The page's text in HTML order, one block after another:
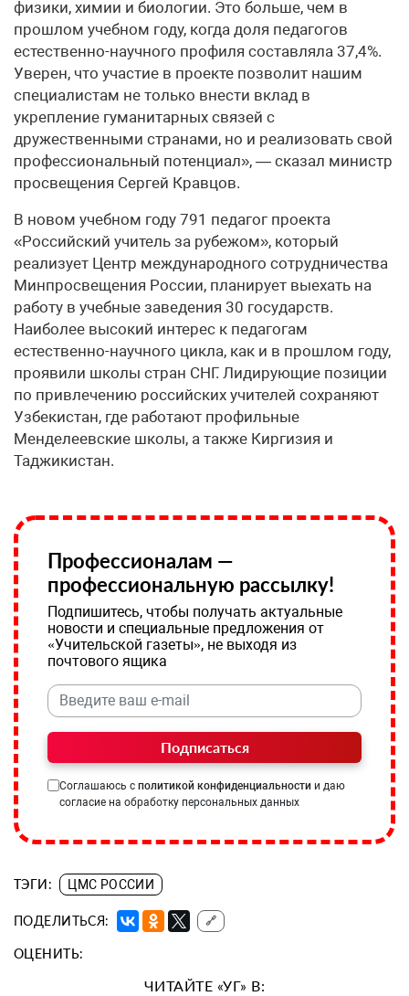
физики, химии и биологии. Это больше, чем в
прошлом учебном году, когда доля педагогов
естественно-научного профиля составляла 37,4%.
Уверен, что участие в проекте позволит нашим
специалистам не только внести вклад в
укрепление гуманитарных связей с
дружественными странами, но и реализовать свой
профессиональный потенциал», — сказал министр
просвещения Сергей Кравцов.
В новом учебном году 791 педагог проекта
«Российский учитель за рубежом», который
реализует Центр международного сотрудничества
Минпросвещения России, планирует выехать на
работу в учебные заведения 30 государств.
Наиболее высокий интерес к педагогам
естественно-научного цикла, как и в прошлом году,
проявили школы стран СНГ. Лидирующие позиции
по привлечению российских учителей сохраняют
Узбекистан, где работают профильные
Менделеевские школы, а также Киргизия и
Таджикистан.
Профессионалам —
профессиональную рассылку!
Подпишитесь, чтобы получать актуальные
новости и специальные предложения от
«Учительской газеты», не выходя из
почтового ящика
Подписаться
Соглашаюсь с политикой конфиденциальности и даю
согласие на обработку персональных данных
ТЭГИ: ЦМС РОССИИ
ПОДЕЛИТЬСЯ: 🔗
ОЦЕНИТЬ:
ЧИТАЙТЕ «УГ» В: